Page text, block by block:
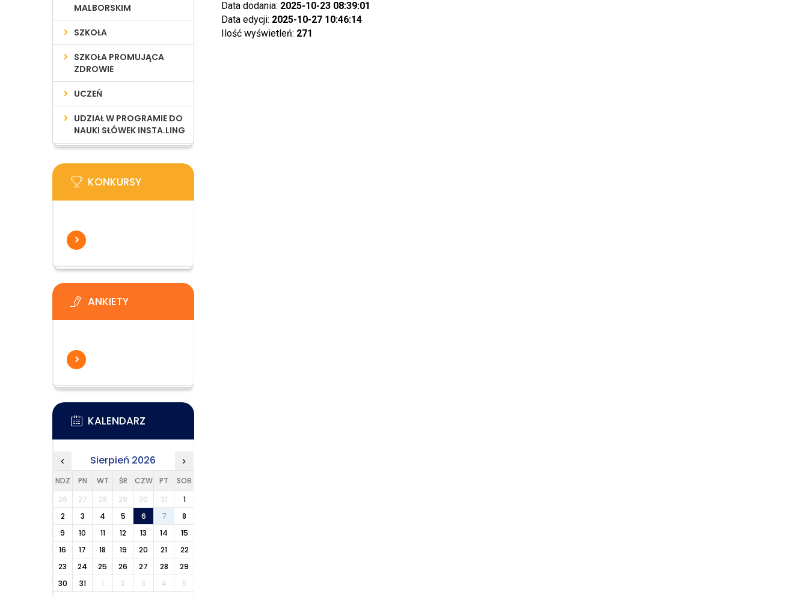
Data dodania: 2025-10-23 08:39:01
Data edycji: 2025-10-27 10:46:14
Ilość wyświetleń: 271
MALBORSKIM
SZKOŁA
SZKOŁA PROMUJĄCA
ZDROWIE
UCZEŃ
UDZIAŁ W PROGRAMIE DO
NAUKI SŁÓWEK INSTA.LING
KONKURSY
ANKIETY
KALENDARZ
‹ Sierpień 2026 ›
NDZ PN WT ŚR CZW PT
SOB
26
27 28 29 30 31
1
2
3 4 5 6 7
8
9
10 11 12 13 14
15
16
17 18 19 20 21
22
23
24 25 26 27 28
29
30
31 1 2 3 4 5